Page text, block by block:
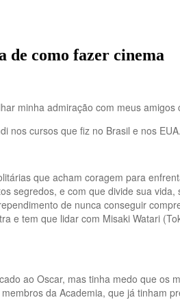
de como fazer cinema
minha admiração com meus
nos cursos que fiz no Brasil e nos EUA.
que acham coragem para
segredos, e com que divide sua
de nunca conseguir
e tem que lidar com Misaki Watari
ao Oscar, mas tinha medo que
da Academia, que já tinham